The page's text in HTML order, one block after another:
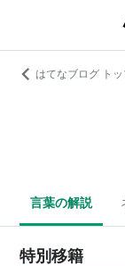
はてなブログ ト
言葉の解説
特別移籍